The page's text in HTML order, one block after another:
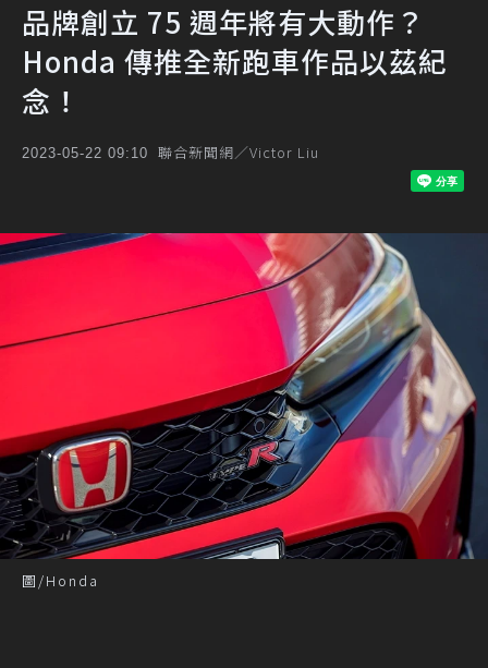
品牌創立 75 週年將有大動作？
Honda 傳推全新跑車作品以茲紀
念！
2023-05-22 09:10 聯合新聞網／Victor Liu
圖/Honda